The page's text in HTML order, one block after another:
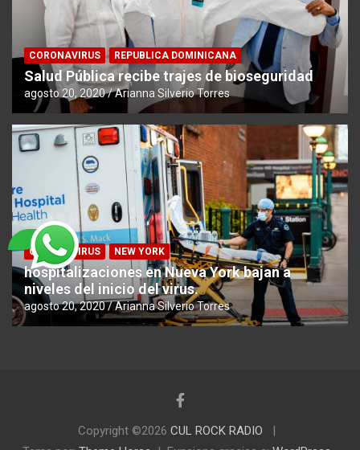
CORONAVIRUS REPUBLICA DOMINICANA
Salud Pública recibe trajes de bioseguridad
agosto 20, 2020 Arianna Silverio Torres
CORONAVIRUS NEW YORK
hospitalizaciones en Nueva York bajan a
niveles del inicio del virus.
agosto 20, 2020 Arianna Silverio Torres
Copyright ©2026 CUL ROCK RADIO